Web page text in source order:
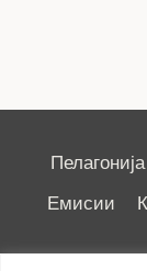
Пелагонија
Емисии